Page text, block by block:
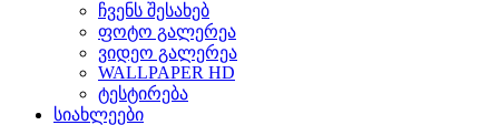
ჩვენს შესახებ
ფოტო გალერეა
ვიდეო გალერეა
WALLPAPER HD
ტესტირება
სიახლეები